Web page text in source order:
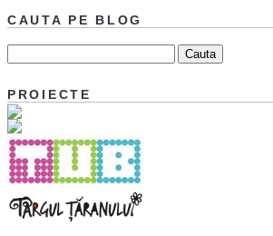
CAUTA PE BLOG
PROIECTE